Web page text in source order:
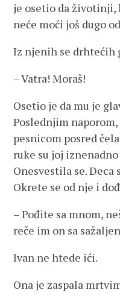
je osetio da životinji,
neće moći još dugo
Iz njenih se
– Vatra! Moraš!
Osetio je da mu je
Poslednjim
pesnicom posred
ruke su joj
Onesvestila se. Deca
Okrete se od nje i
– Pođite sa mnom,
reče im on sa
Ivan ne htede ići.
Ona je zaspala